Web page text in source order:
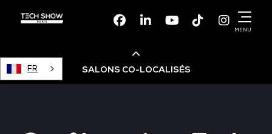
FacebookLinkedinYoutubeTikTok
MENU
FR SALONS CO-LOCALISÉS